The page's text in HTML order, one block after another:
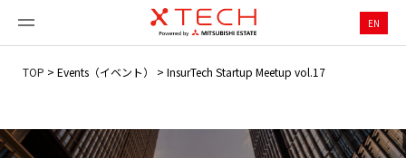
EN
TOP > Events（イベント） > InsurTech Startup Meetup vol.17